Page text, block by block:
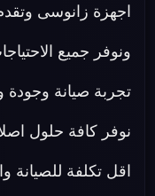
ونوفر جميع
تجربة صيانة وجودة
نوفر كافة حلول
اقل تكلفة للصيانة